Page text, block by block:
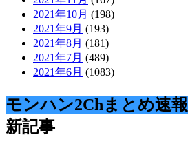
2021年10月 (198)
2021年9月 (193)
2021年8月 (181)
2021年7月 (489)
2021年6月 (1083)
モンハン2Chまとめ速報
新記事